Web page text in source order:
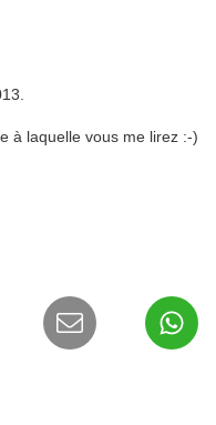
à laquelle vous me lirez :-)